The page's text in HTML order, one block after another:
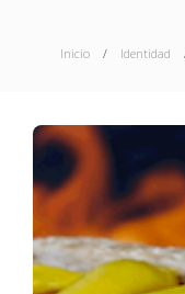
Inicio Identidad